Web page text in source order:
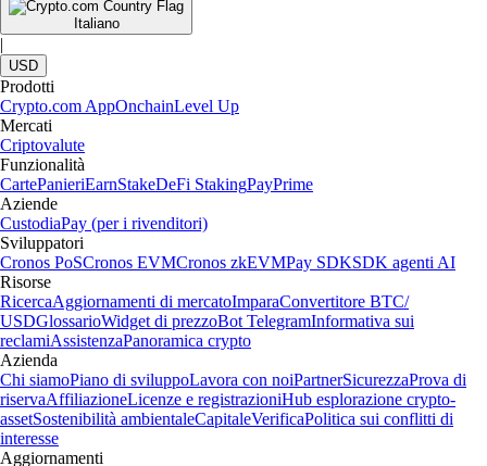
Italiano
|
USD
Prodotti
Crypto.com AppOnchainLevel Up
Mercati
Criptovalute
Funzionalità
CartePanieriEarnStakeDeFi StakingPayPrime
Aziende
CustodiaPay (per i rivenditori)
Sviluppatori
Cronos PoSCronos EVMCronos zkEVMPay SDKSDK agenti AI
Risorse
RicercaAggiornamenti di mercatoImparaConvertitore BTC/
USDGlossarioWidget di prezzoBot TelegramInformativa sui
reclamiAssistenzaPanoramica crypto
Azienda
Chi siamoPiano di sviluppoLavora con noiPartnerSicurezzaProva di
riservaAffiliazioneLicenze e registrazioniHub esplorazione crypto-
assetSostenibilità ambientaleCapitaleVerificaPolitica sui conflitti di
interesse
Aggiornamenti